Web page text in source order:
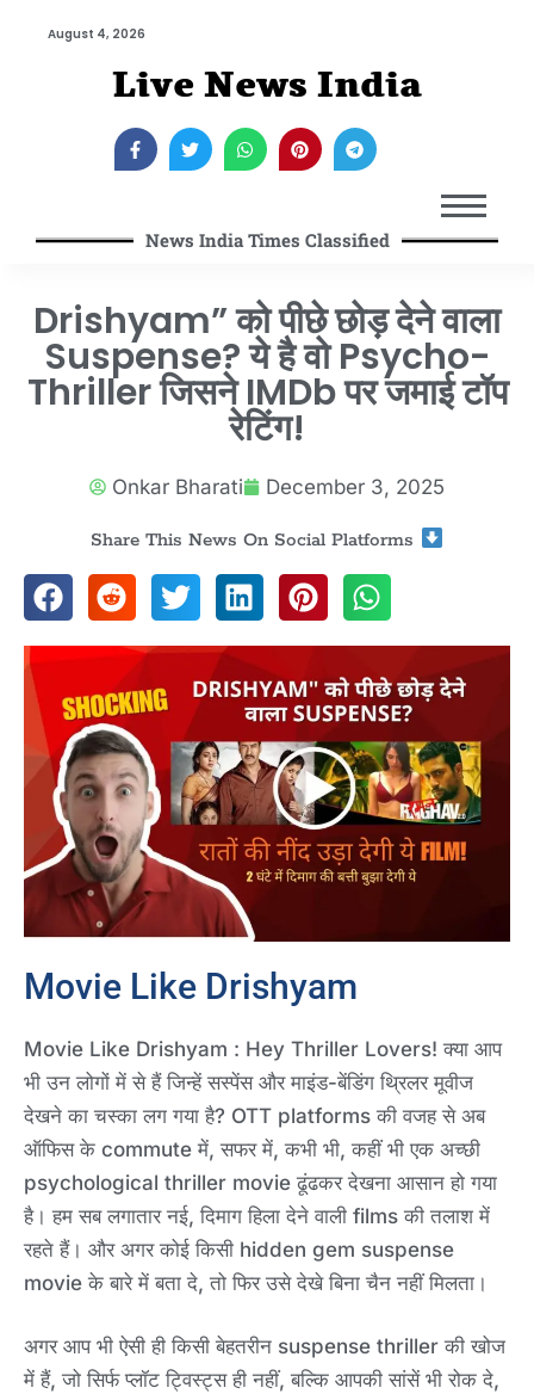
August 4, 2026
Live News India
News India Times Classified
Drishyam” को पीछे छोड़ देने वाला
Suspense? ये है वो Psycho-
Thriller जिसने IMDb पर जमाई टॉप
रेटिंग!
Onkar Bharati December 3, 2025
Share This News On Social Platforms
Movie Like Drishyam
Movie Like Drishyam : Hey Thriller Lovers! क्या आप
भी उन लोगों में से हैं जिन्हें सस्पेंस और माइंड-बेंडिंग थ्रिलर मूवीज
देखने का चस्का लग गया है? OTT platforms की वजह से अब
ऑफिस के commute में, सफर में, कभी भी, कहीं भी एक अच्छी
psychological thriller movie ढूंढकर देखना आसान हो गया
है। हम सब लगातार नई, दिमाग हिला देने वाली films की तलाश में
रहते हैं। और अगर कोई किसी hidden gem suspense
movie के बारे में बता दे, तो फिर उसे देखे बिना चैन नहीं मिलता।
अगर आप भी ऐसी ही किसी बेहतरीन suspense thriller की खोज
में हैं, जो सिर्फ प्लॉट ट्विस्ट्स ही नहीं, बल्कि आपकी सांसें भी रोक दे,